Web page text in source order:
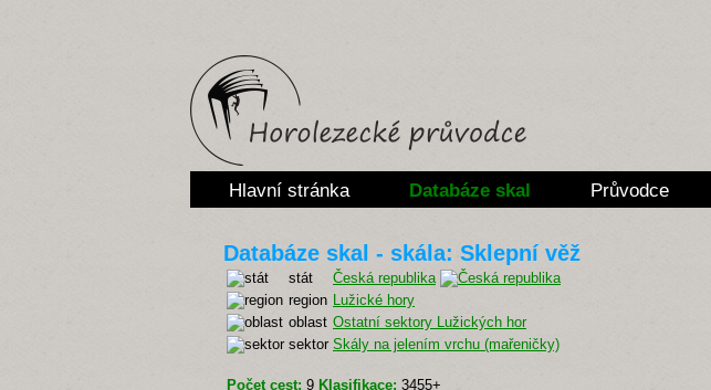
Hlavní stránka Databáze skal Průvodce
Databáze skal - skála: Sklepní věž
stát
Česká republika
region Lužické hory
oblast Ostatní sektory Lužických hor
sektor Skály na jelením vrchu (mařeničky)
Počet cest: 9 Klasifikace: 3455+